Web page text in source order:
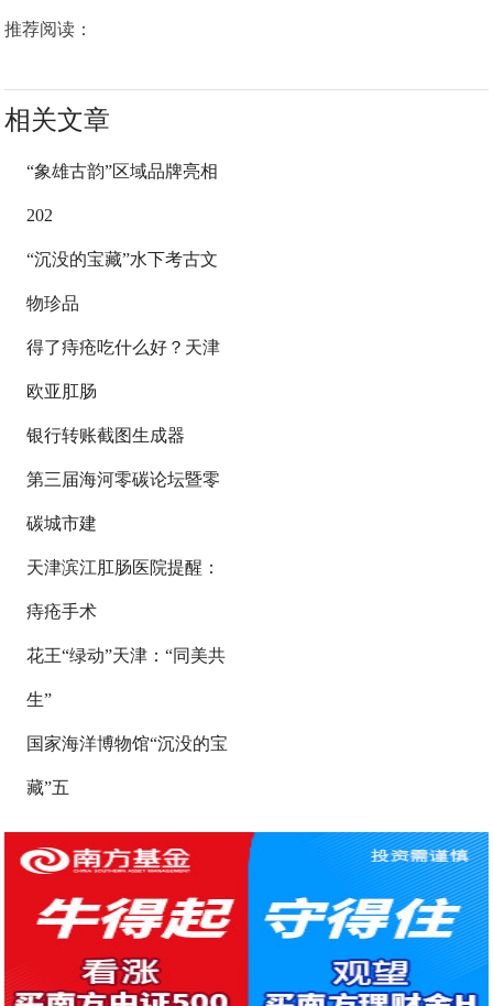
推荐阅读：
相关文章
“象雄古韵”区域品牌亮相
202
“沉没的宝藏”水下考古文
物珍品
得了痔疮吃什么好？天津
欧亚肛肠
银行转账截图生成器
第三届海河零碳论坛暨零
碳城市建
天津滨江肛肠医院提醒：
痔疮手术
花王“绿动”天津：“同美共
生”
国家海洋博物馆“沉没的宝
藏”五